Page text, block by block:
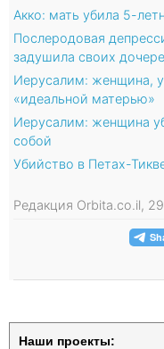
Акко: мать убила 5-
Послеродовая
задушила своих
Иерусалим: женщина,
«идеальной матерью»
Иерусалим: женщина
собой
Убийство в Петах-
Редакция Orbita.co.il,
Наши проекты: